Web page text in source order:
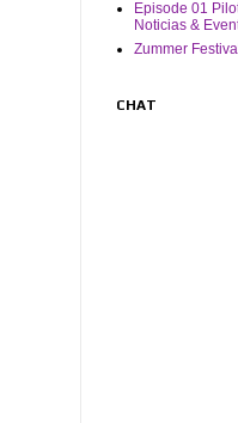
Episode 01
Noticias &
Zummer
CHAT